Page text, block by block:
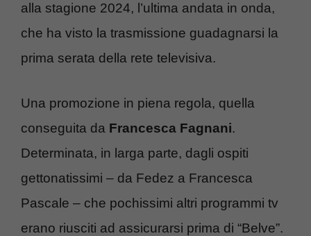
alla stagione 2024, l’ultima andata in onda,
che ha visto la trasmissione guadagnarsi la
prima serata della rete televisiva.
Una promozione in piena regola, quella
conseguita da Francesca Fagnani.
Determinata, in larga parte, dagli ospiti
gettonatissimi – da Fedez a Francesca
Pascale – che pochissimi altri programmi tv
erano riusciti ad assicurarsi prima di “Belve”.